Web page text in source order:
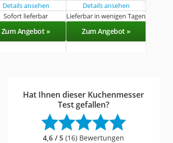
Details ansehen Details ansehen
Sofort lieferbar Lieferbar in wenigen Tagen
Zum Angebot » Zum Angebot »
Hat Ihnen dieser Kuchenmesser
Test gefallen?
4,6 / 5 (16) Bewertungen